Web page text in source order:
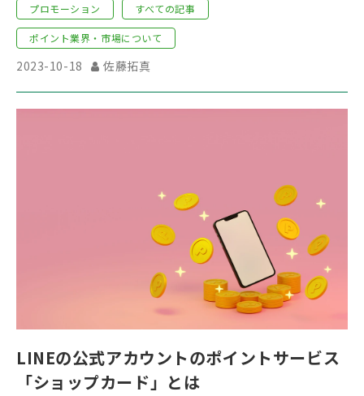
プロモーション すべての記事
ポイント業界・市場について
2023-10-18 佐藤拓真
LINEの公式アカウントのポイントサービス
「ショップカード」とは